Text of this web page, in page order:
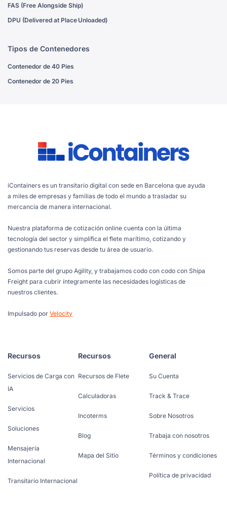
FAS (Free Alongside Ship)
DPU (Delivered at Place Unloaded)
Tipos de Contenedores
Contenedor de 40 Pies
Contenedor de 20 Pies
iContainers es un transitario digital con sede en Barcelona que ayuda
a miles de empresas y familias de todo el mundo a trasladar su
mercancía de manera internacional.
Nuestra plataforma de cotización online cuenta con la última
tecnología del sector y simplifica el flete marítimo, cotizando y
gestionando tus reservas desde tu área de usuario.
Somos parte del grupo Agility, y trabajamos codo con codo con Shipa
Freight para cubrir íntegramente las necesidades logísticas de
nuestros clientes.
Impulsado por Velocity
Recursos
Servicios de Carga con
IA
Servicios
Soluciones
Mensajería
Internacional
Transitario Internacional
Recursos
Recursos de Flete
Calculadoras
Incoterms
Blog
Mapa del Sitio
General
Su Cuenta
Track & Trace
Sobre Nosotros
Trabaja con nosotros
Términos y condiciones
Política de privacidad